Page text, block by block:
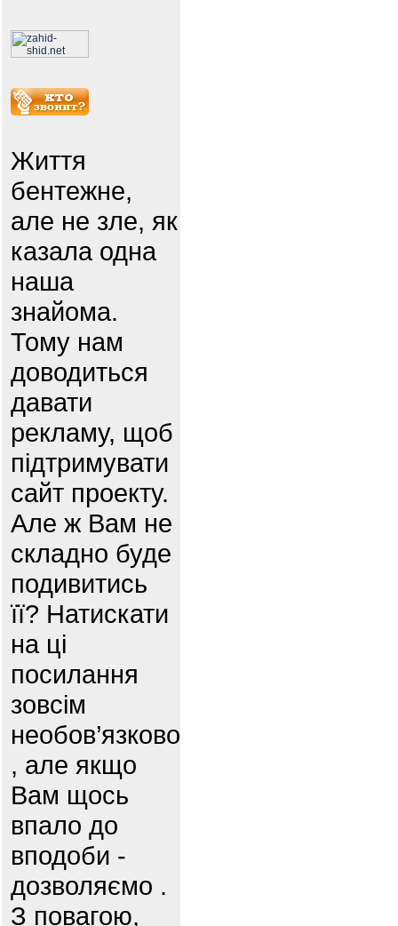
Життя
бентежне,
але не зле, як
казала одна
наша
знайома.
Тому нам
доводиться
давати
рекламу, щоб
підтримувати
сайт проекту.
Але ж Вам не
складно буде
подивитись
її? Натискати
на ці
посилання
зовсім
необов’язково
, але якщо
Вам щось
впало до
вподоби -
дозволяємо .
З повагою,